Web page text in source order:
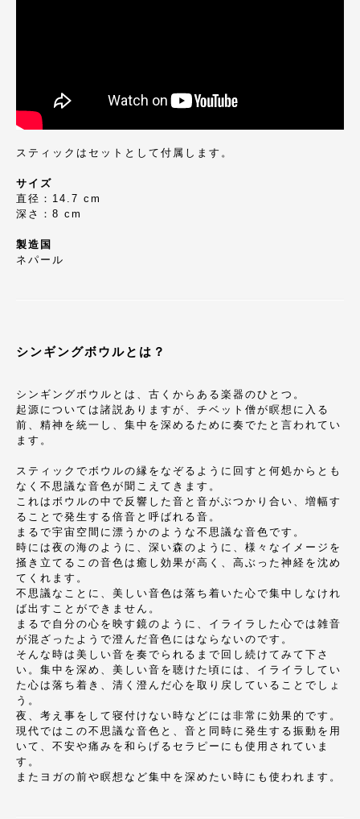
スティックはセットとして付属します。
サイズ
直径：14.7 cm
深さ：8 cm
製造国
ネパール
シンギングボウルとは？
シンギングボウルとは、古くからある楽器のひとつ。
起源については諸説ありますが、チベット僧が瞑想に入る
前、精神を統一し、集中を深めるために奏でたと言われてい
ます。
スティックでボウルの縁をなぞるように回すと何処からとも
なく不思議な音色が聞こえてきます。
これはボウルの中で反響した音と音がぶつかり合い、増幅す
ることで発生する倍音と呼ばれる音。
まるで宇宙空間に漂うかのような不思議な音色です。
時には夜の海のように、深い森のように、様々なイメージを
掻き立てるこの音色は癒し効果が高く、高ぶった神経を沈め
てくれます。
不思議なことに、美しい音色は落ち着いた心で集中しなけれ
ば出すことができません。
まるで自分の心を映す鏡のように、イライラした心では雑音
が混ざったようで澄んだ音色にはならないのです。
そんな時は美しい音を奏でられるまで回し続けてみて下さ
い。集中を深め、美しい音を聴けた頃には、イライラしてい
た心は落ち着き、清く澄んだ心を取り戻していることでしょ
う。
夜、考え事をして寝付けない時などには非常に効果的です。
現代ではこの不思議な音色と、音と同時に発生する振動を用
いて、不安や痛みを和らげるセラピーにも使用されていま
す。
またヨガの前や瞑想など集中を深めたい時にも使われます。